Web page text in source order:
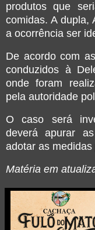
produtos que
comidas. A dupla,
a ocorrência ser
De acordo com
conduzidos à
onde foram
pela autoridade
O caso será
deverá apurar
adotar as
Matéria em